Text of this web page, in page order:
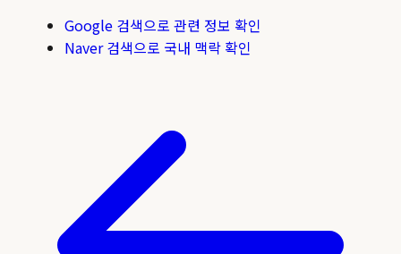
Google 검색으로 관련 정보 확인
Naver 검색으로 국내 맥락 확인